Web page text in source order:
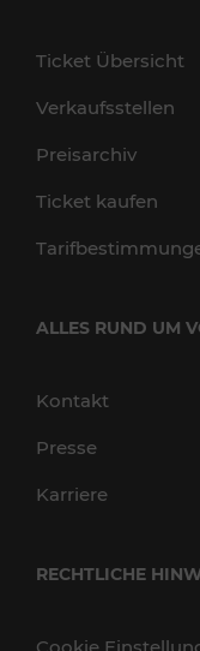
Ticket Übersicht
Verkaufsstellen
Preisarchiv
Ticket kaufen
ALLES RUND UM
Kontakt
Presse
Karriere
RECHTLICHE